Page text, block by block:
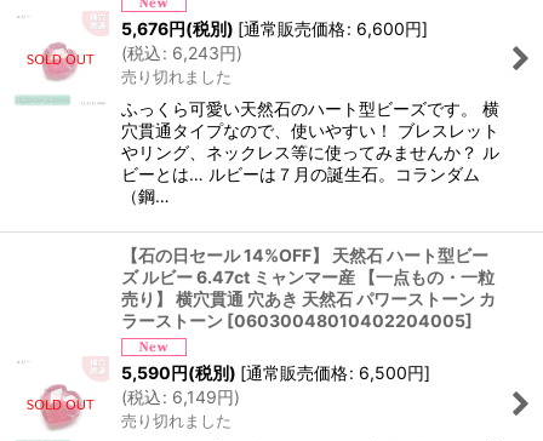
5,676円(税別) [通常販売価格: 6,600円]
(税込: 6,243円)
売り切れました
ふっくら可愛い天然石のハート型ビーズです。 横
穴貫通タイプなので、使いやすい！ ブレスレット
やリング、ネックレス等に使ってみませんか？ ル
ビーとは… ルビーは７月の誕生石。コランダム
（鋼…
【石の日セール 14%OFF】 天然石 ハート型ビー
ズ ルビー 6.47ct ミャンマー産 【一点もの・一粒
売り】 横穴貫通 穴あき 天然石 パワーストーン カ
ラーストーン [06030048010402204005]
5,590円(税別) [通常販売価格: 6,500円]
(税込: 6,149円)
売り切れました